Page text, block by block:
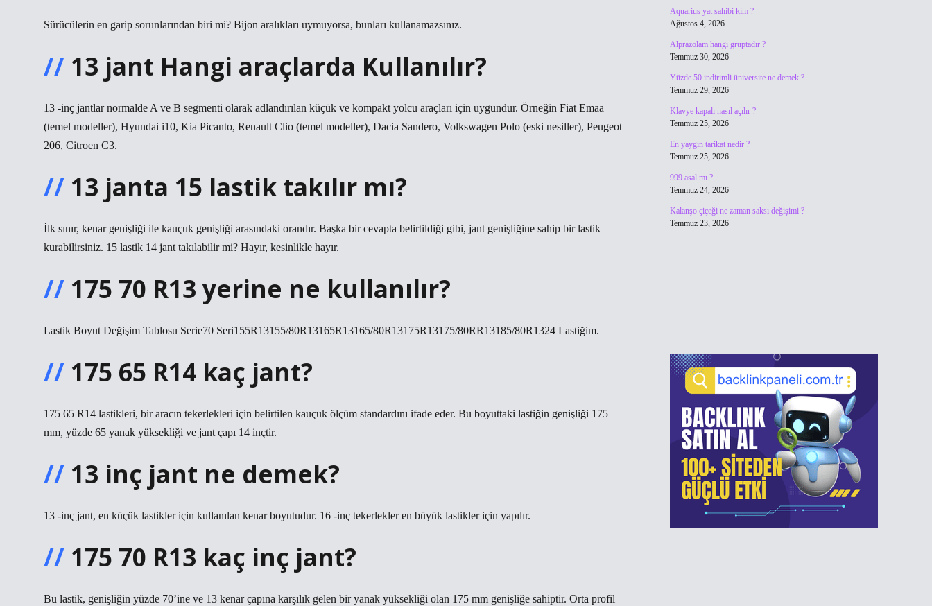
Sürücülerin en garip sorunlarından biri mi? Bijon aralıkları uymuyorsa, bunları kullanamazsınız.
13 jant Hangi araçlarda Kullanılır?
13 -inç jantlar normalde A ve B segmenti olarak adlandırılan küçük ve kompakt yolcu araçları için uygundur. Örneğin Fiat Emaa
(temel modeller), Hyundai i10, Kia Picanto, Renault Clio (temel modeller), Dacia Sandero, Volkswagen Polo (eski nesiller), Peugeot
206, Citroen C3.
13 janta 15 lastik takılır mı?
İlk sınır, kenar genişliği ile kauçuk genişliği arasındaki orandır. Başka bir cevapta belirtildiği gibi, jant genişliğine sahip bir lastik
kurabilirsiniz. 15 lastik 14 jant takılabilir mi? Hayır, kesinlikle hayır.
175 70 R13 yerine ne kullanılır?
Lastik Boyut Değişim Tablosu Serie70 Seri155R13155/80R13165R13165/80R13175R13175/80RR13185/80R1324 Lastiğim.
175 65 R14 kaç jant?
175 65 R14 lastikleri, bir aracın tekerlekleri için belirtilen kauçuk ölçüm standardını ifade eder. Bu boyuttaki lastiğin genişliği 175
mm, yüzde 65 yanak yüksekliği ve jant çapı 14 inçtir.
13 inç jant ne demek?
13 -inç jant, en küçük lastikler için kullanılan kenar boyutudur. 16 -inç tekerlekler en büyük lastikler için yapılır.
175 70 R13 kaç inç jant?
Bu lastik, genişliğin yüzde 70’ine ve 13 kenar çapına karşılık gelen bir yanak yüksekliği olan 175 mm genişliğe sahiptir. Orta profil
Aquarius yat sahibi kim ?
Ağustos 4, 2026
Alprazolam hangi gruptadır ?
Temmuz 30, 2026
Yüzde 50 indirimli üniversite ne demek ?
Temmuz 29, 2026
Klavye kapalı nasıl açılır ?
Temmuz 25, 2026
En yaygın tarikat nedir ?
Temmuz 25, 2026
999 asal mı ?
Temmuz 24, 2026
Kalanşo çiçeği ne zaman saksı değişimi ?
Temmuz 23, 2026